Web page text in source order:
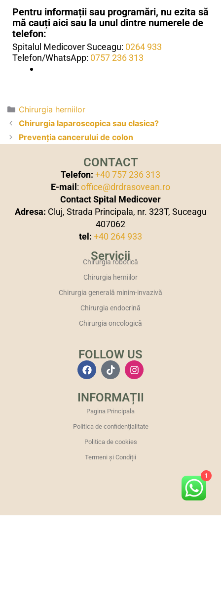
Pentru informații sau programări, nu ezita să
mă cauți aici sau la unul dintre numerele de
telefon:
Spitalul Medicover Suceagu: 0264 933
Telefon/WhatsApp: 0757 236 313
Chirurgia herniilor
Chirurgia laparoscopica sau clasica?
Prevenția cancerului de colon
CONTACT
Telefon: +40 757 236 313
E-mail : office@drdrasovean.ro
Contact Spital Medicover
Adresa: Cluj, Strada Principala, nr. 323T, Suceagu
407062
tel: +40 264 933
Servicii
Chirurgia robotică
Chirurgia herniilor
Chirurgia generală minim-invazivă
Chirurgia endocrină
Chirurgia oncologică
FOLLOW US
INFORMAȚII
Pagina Principala
Politica de confidențialitate
Politica de cookies
Termeni și Condiții
1